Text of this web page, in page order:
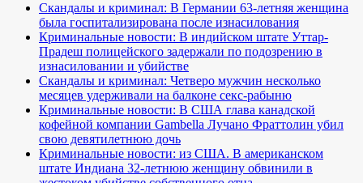
Скандалы и криминал: В Германии 63-летняя женщина
была госпитализирована после изнасилования
Криминальные новости: В индийском штате Уттар-
Прадеш полицейского задержали по подозрению в
изнасиловании и убийстве
Скандалы и криминал: Четверо мужчин несколько
месяцев удерживали на балконе секс-рабыню
Криминальные новости: В США глава канадской
кофейной компании Gambella Лучано Фраттолин убил
свою девятилетнюю дочь
Криминальные новости: из США. В американском
штате Индиана 32-летнюю женщину обвинили в